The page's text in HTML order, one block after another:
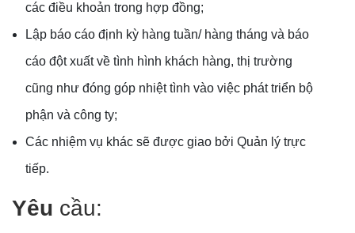
các điều khoản trong hợp đồng;
Lập báo cáo định kỳ hàng tuần/ hàng tháng và báo
cáo đột xuất về tình hình khách hàng, thị trường
cũng như đóng góp nhiệt tình vào việc phát triển bộ
phận và công ty;
Các nhiệm vụ khác sẽ được giao bởi Quản lý trực
tiếp.
Yêu cầu: